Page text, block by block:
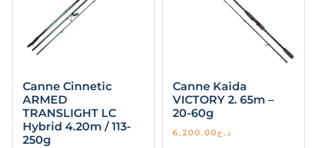
Canne Cinnetic
ARMED
TRANSLIGHT LC
Hybrid 4.20m / 113-
250g
Canne Kaida
VICTORY 2. 65m –
20-60g
د.ج 6,200.00